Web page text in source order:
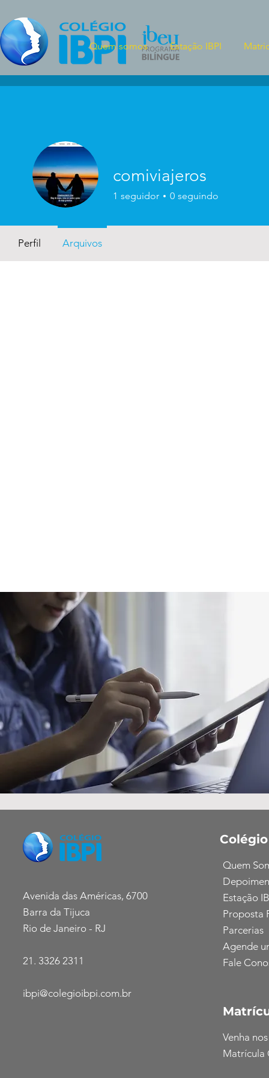
Quem somos Estação IBPI
comiviajeros
1 seguidor 0 seguindo
Perfil Arquivos
Avenida das Américas, 6700
Barra da Tijuca
Rio de Janeiro - RJ
21. 3326 2311
ibpi@colegioibpi.com.br
Quem
Estação
Proposta
Parcerias
Agende
Fale
Venha
Matrícula